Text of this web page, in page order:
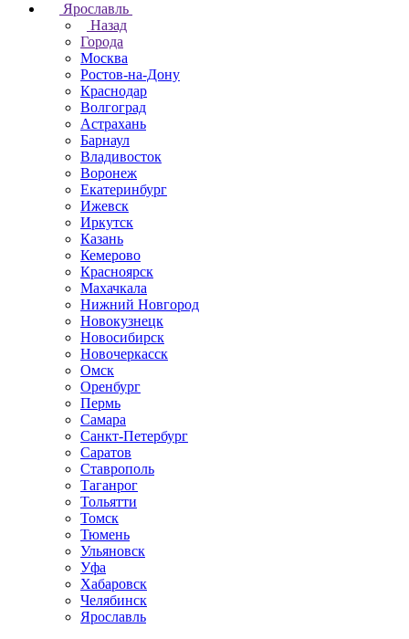
Ярославль
Назад
Города
Москва
Ростов-на-Дону
Краснодар
Волгоград
Астрахань
Барнаул
Владивосток
Воронеж
Екатеринбург
Ижевск
Иркутск
Казань
Кемерово
Красноярск
Махачкала
Нижний Новгород
Новокузнецк
Новосибирск
Новочеркаcск
Омск
Оренбург
Пермь
Самара
Санкт-Петербург
Саратов
Ставрополь
Таганрог
Тольятти
Томск
Тюмень
Ульяновск
Уфа
Хабаровск
Челябинск
Ярославль